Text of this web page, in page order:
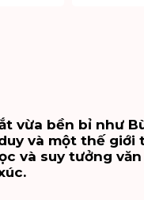
vừa bền bỉ như
và một thế giới
và suy tưởng